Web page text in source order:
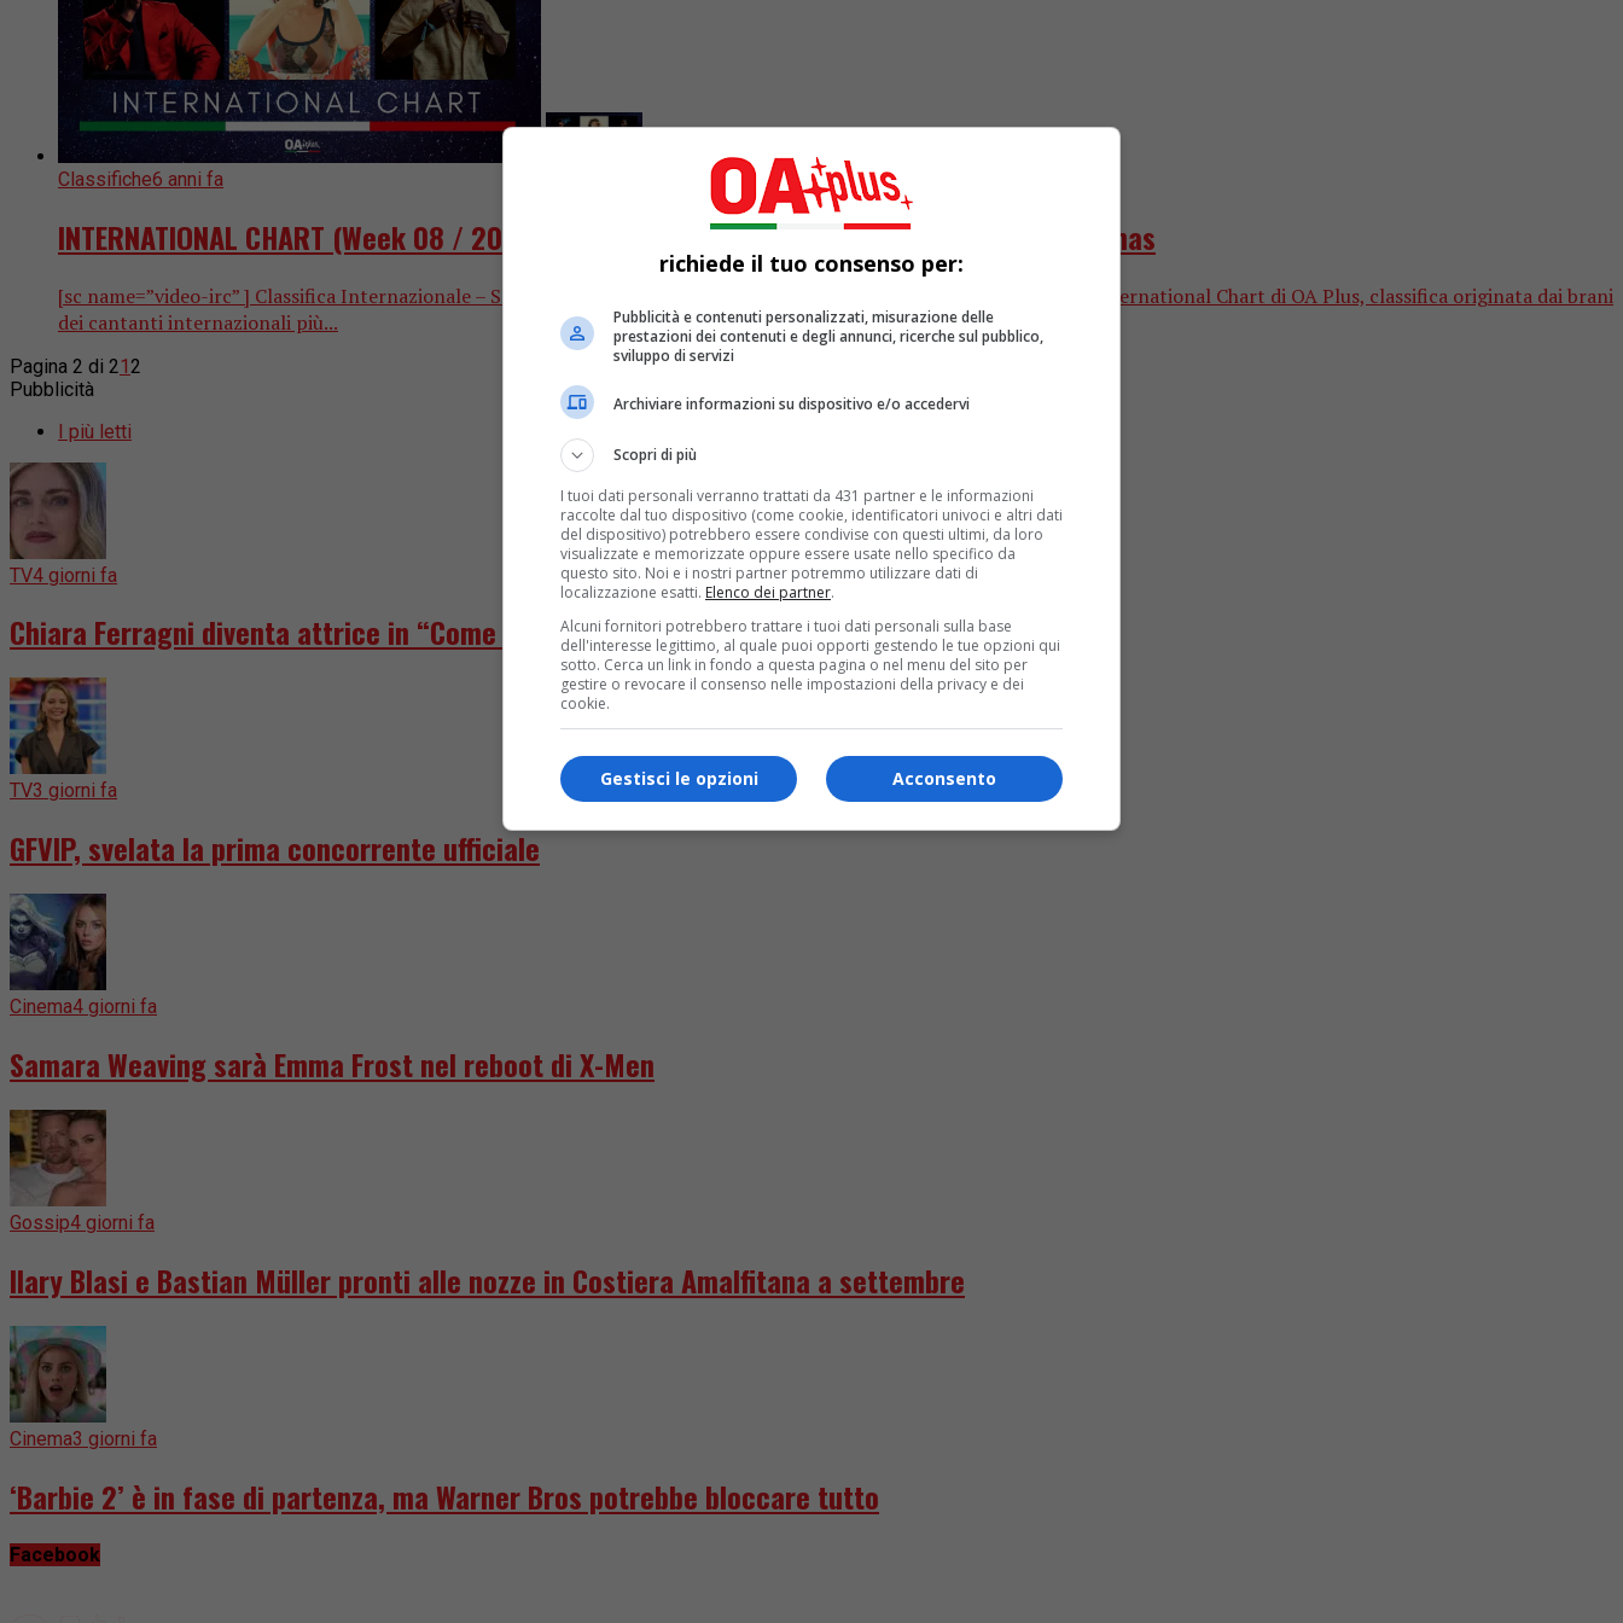
Classifiche6 anni fa
INTERNATIONAL CHART (Week 08 / 2020): Norah Jones beata tra The Weeknd e Black Pumas
[sc name=”video-irc” ] Classifica Internazionale – Settimana 23/03/2020 | 29/03/2020 Continua l’appuntamento con l’International Chart di OA Plus, classifica originata dai brani
dei cantanti internazionali più...
Pagina 2 di 21 2
Pubblicità
I più letti
TV4 giorni fa
Chiara Ferragni diventa attrice in “Come distruggere l’ex”
TV3 giorni fa
GFVIP, svelata la prima concorrente ufficiale
Cinema4 giorni fa
Samara Weaving sarà Emma Frost nel reboot di X-Men
Gossip4 giorni fa
Ilary Blasi e Bastian Müller pronti alle nozze in Costiera Amalfitana a settembre
Cinema3 giorni fa
‘Barbie 2’ è in fase di partenza, ma Warner Bros potrebbe bloccare tutto
Facebook
richiede il tuo consenso per:
Pubblicità e contenuti personalizzati, misurazione delle
prestazioni dei contenuti e degli annunci, ricerche sul pubblico,
sviluppo di servizi
Archiviare informazioni su dispositivo e/o accedervi
Scopri di più
I tuoi dati personali verranno trattati da 431 partner e le informazioni
raccolte dal tuo dispositivo (come cookie, identificatori univoci e altri dati
del dispositivo) potrebbero essere condivise con questi ultimi, da loro
visualizzate e memorizzate oppure essere usate nello specifico da
questo sito. Noi e i nostri partner potremmo utilizzare dati di
localizzazione esatti. Elenco dei partner.
Alcuni fornitori potrebbero trattare i tuoi dati personali sulla base
dell'interesse legittimo, al quale puoi opporti gestendo le tue opzioni qui
sotto. Cerca un link in fondo a questa pagina o nel menu del sito per
gestire o revocare il consenso nelle impostazioni della privacy e dei
cookie.
Acconsento
Gestisci le opzioni